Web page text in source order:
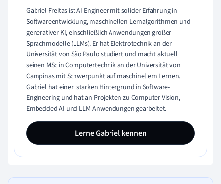
Gabriel Freitas ist AI Engineer mit solider Erfahrung in
Softwareentwicklung, maschinellen Lernalgorithmen und
generativer KI, einschließlich Anwendungen großer
Sprachmodelle (LLMs). Er hat Elektrotechnik an der
Universität von São Paulo studiert und macht aktuell
seinen MSc in Computertechnik an der Universität von
Campinas mit Schwerpunkt auf maschinellem Lernen.
Gabriel hat einen starken Hintergrund in Software-
Engineering und hat an Projekten zu Computer Vision,
Embedded AI und LLM-Anwendungen gearbeitet.
Lerne Gabriel kennen